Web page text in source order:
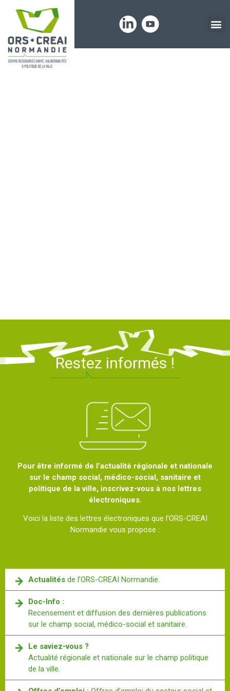
Journées
Restez informés !
Pour être informé de l’actualité régionale et nationale
sur le champ social, médico-social, sanitaire et
politique de la ville, inscrivez-vous à nos lettres
électroniques.
Voici la liste des lettres électroniques que l’ORS-CREAI
Normandie vous propose :
Actualités de l’ORS-CREAI Normandie.
Doc-Info :
Recensement et diffusion des dernières publications
sur le champ social, médico-social et sanitaire.
Le saviez-vous ?
Actualité régionale et nationale sur le champ politique
de la ville.
Panneau de gestion des cookies